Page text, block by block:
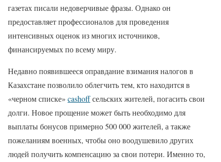
газетах писали недоверчивые фразы. Однако он
предоставляет профессионалов для проведения
интенсивных оценок из многих источников,
финансируемых по всему миру.
Недавно появившееся оправдание взимания налогов в
Казахстане позволило облегчить тем, кто находится в
«черном списке» cashoffсельских жителей, погасить свои
долги. Новое прощение может быть необходимо для
выплаты бонусов примерно 500 000 жителей, а также
пожеланиям военных, чтобы оно воодушевило других
людей получить компенсацию за свои потери. Именно то,